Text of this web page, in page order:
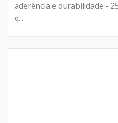
aderência e durabilidade -
q...